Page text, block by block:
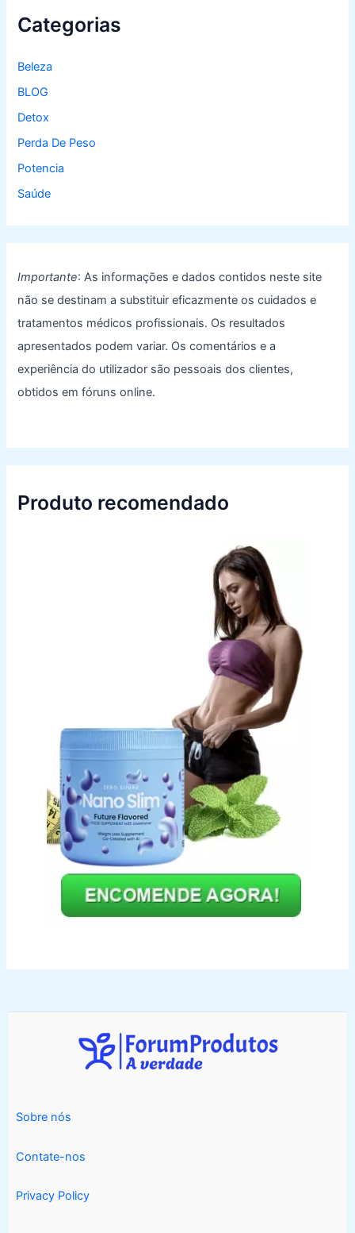
Categorias
Beleza
BLOG
Detox
Perda De Peso
Potencia
Saúde
Importante: As informações e dados contidos neste site
não se destinam a substituir eficazmente os cuidados e
tratamentos médicos profissionais. Os resultados
apresentados podem variar. Os comentários e a
experiência do utilizador são pessoais dos clientes,
obtidos em fóruns online.
Produto recomendado
Sobre nós
Contate-nos
Privacy Policy